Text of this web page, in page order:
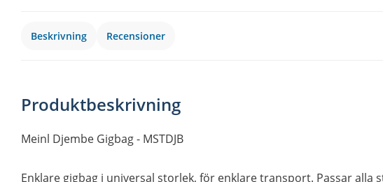
Beskrivning Recensioner
Produktbeskrivning
Meinl Djembe Gigbag - MSTDJB
Enklare gigbag i universal storlek, för enklare transport. Passar alla